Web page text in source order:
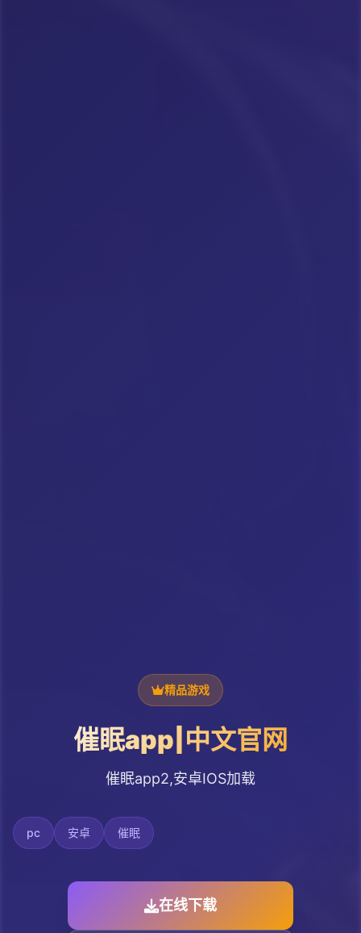
精品游戏
催眠app|中文官网
催眠app2,安卓IOS加载
pc 安卓 催眠
在线下载